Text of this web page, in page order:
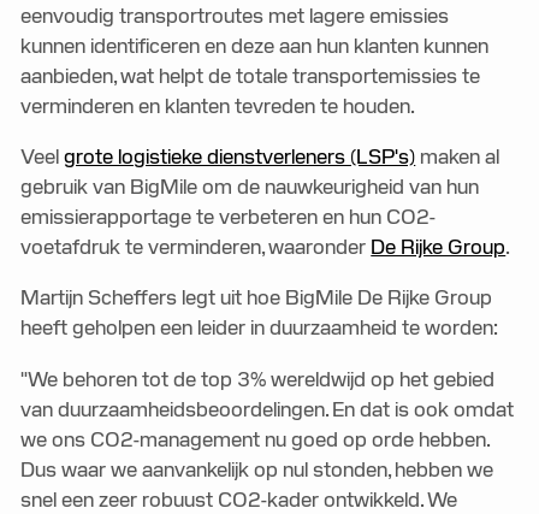
eenvoudig transportroutes met lagere emissies
kunnen identificeren en deze aan hun klanten kunnen
aanbieden, wat helpt de totale transportemissies te
verminderen en klanten tevreden te houden.
Veelgrote logistieke dienstverleners (LSP's) maken al
gebruik van BigMile om de nauwkeurigheid van hun
emissierapportage te verbeteren en hun CO2-
voetafdruk te verminderen, waaronder De Rijke Group.
Martijn Scheffers legt uit hoe BigMile De Rijke Group
heeft geholpen een leider in duurzaamheid te worden:
"We behoren tot de top 3% wereldwijd op het gebied
van duurzaamheidsbeoordelingen. En dat is ook omdat
we ons CO2-management nu goed op orde hebben.
Dus waar we aanvankelijk op nul stonden, hebben we
snel een zeer robuust CO2-kader ontwikkeld. We